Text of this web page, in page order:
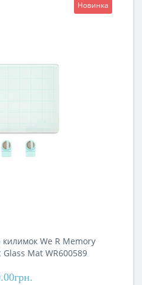
Новинка
We R Memory
Mat WR600589